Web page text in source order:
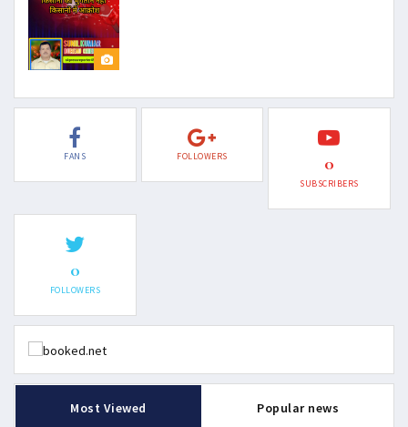
FANS FOLLOWERS 0
SUBSCRIBERS
0
FOLLOWERS
Most Viewed Popular news